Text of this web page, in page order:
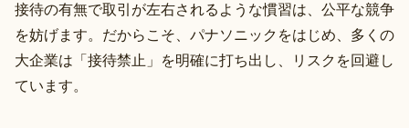
接待の有無で取引が左右されるような慣習は、公平な競争
を妨げます。だからこそ、パナソニックをはじめ、多くの
大企業は「接待禁止」を明確に打ち出し、リスクを回避し
ています。